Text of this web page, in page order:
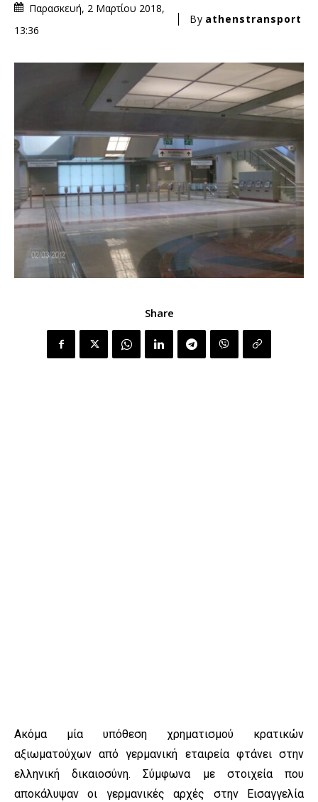
Παρασκευή, 2 Μαρτίου 2018,
13:36
By athenstransport
Share
Ακόμα μία υπόθεση χρηματισμού κρατικών
αξιωματούχων από γερμανική εταιρεία φτάνει στην
ελληνική δικαιοσύνη. Σύμφωνα με στοιχεία που
αποκάλυψαν οι γερμανικές αρχές στην Εισαγγελία